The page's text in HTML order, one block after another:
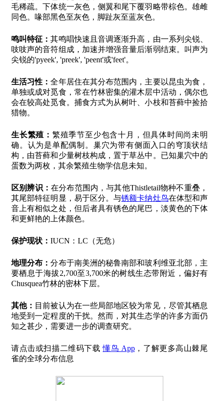
毛稀疏。下体统一灰色，侧翼和尾下覆羽略带棕色。雄雌
同色。喙部黑色至灰色，脚趾灰至蓝灰色。
鸣叫特征：其鸣唱快速且音调逐渐升高，由一系列尖锐、
吱吱声的音符组成，加速并增强音量后渐弱结束。叫声为
尖锐的'pyeek', 'preek', 'peent'或'feet'。
生活习性：全年居住在其分布范围内，主要以昆虫为食，
单独或成对觅食，常在竹林密集的灌木层中活动，偶尔也
会在较高处觅食。捕食方式为从树叶、小枝和苔藓中捡拾
猎物。
生长繁殖： 繁殖季节至少包含十月，但具体时间尚未明
确。认为是单配偶制。巢穴为带有侧面入口的穹顶状结
构，由苔藓和少量树枝构成，置于草丛中。已知巢穴中的
蛋数为两枚，其余繁殖生物学信息未知。
区别辨识： 在分布范围内，与其他Thistletail物种不重叠，
其尾部特征明显，易于区分。与锈额卡纳灶鸟在体型和声
音上有相似之处，但后者具有锈色的尾巴，淡黄色的下体
和更鲜艳的上体颜色。
保护现状： IUCN：LC（无危）
地理分布：分布于南美洲的秘鲁南部和玻利维亚北部，主
要栖息于海拔2,700至3,700米的树线生态带附近，偏好有
Chusquea竹林的密林下层。
其他： 目前被认为在一些局部地区较为常见，尽管其栖息
地受到一定程度的干扰。然而，对其生态学的许多方面仍
知之甚少，需要进一步的调查研究。
请点击或扫描二维码下载懂鸟 App，了解更多高山棘尾
雀的全球分布信息